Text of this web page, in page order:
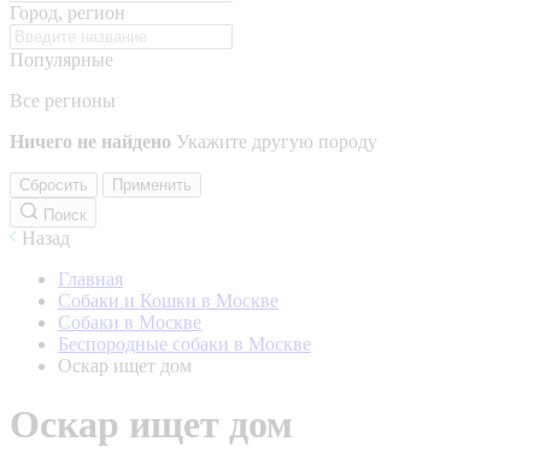
Город, регион
Популярные
Все регионы
Ничего не найдено Укажите другую породу
Сбросить
Применить
Поиск
Назад
Главная
Собаки и Кошки в Москве
Собаки в Москве
Беспородные собаки в Москве
Оскар ищет дом
Оскар ищет дом